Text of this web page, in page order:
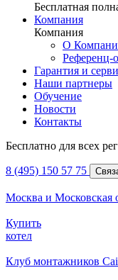
Бесплатная
Компания
Компания
О
Референц-
Гарантия и
Наши партнеры
Обучение
Новости
Контакты
Бесплатно для всех
8 (495) 150 57 75
Москва и Московская
Купить
котел
Клуб монтажников